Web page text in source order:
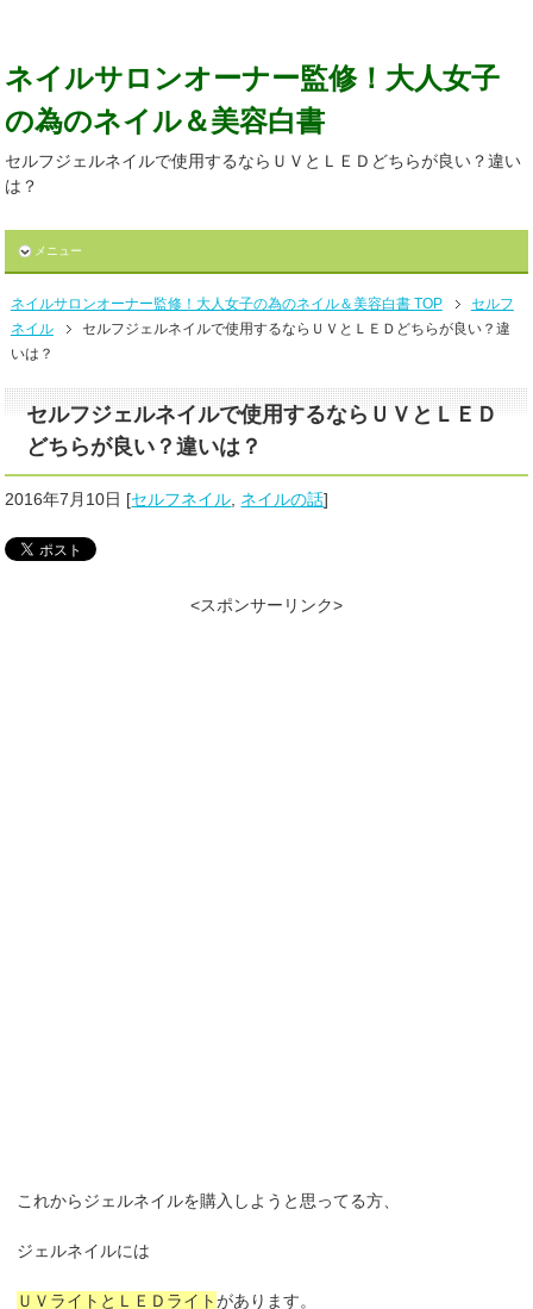
ネイルサロンオーナー監修！大人女子
の為のネイル＆美容白書
セルフジェルネイルで使用するならＵＶとＬＥＤどちらが良い？違い
は？
メニュー
ネイルサロンオーナー監修！大人女子の為のネイル＆美容白書 TOP
セルフ
ネイル
セルフジェルネイルで使用するならＵＶとＬＥＤどちらが良い？違
いは？
セルフジェルネイルで使用するならＵＶとＬＥＤ
どちらが良い？違いは？
2016年7月10日 [セルフネイル ネイルの話]
<スポンサーリンク>
これからジェルネイルを購入しようと思ってる方、
ジェルネイルには
ＵＶライトとＬＥＤライトがあります。